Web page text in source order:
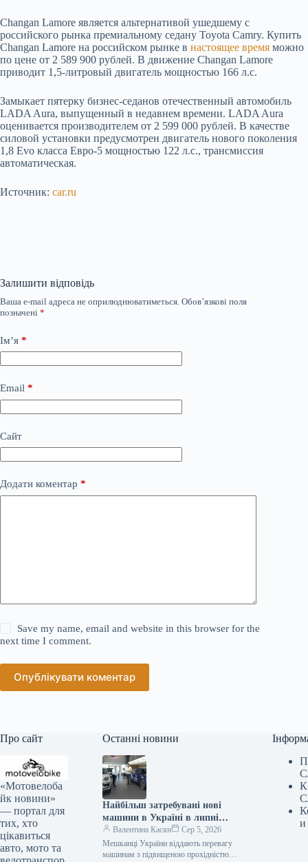
Changan Lamore является альтернативой ушедшему с
российского рынка премиальному седану Toyota Camry. Купить
Changan Lamore на российском рынке в настоящее время можно
по цене от 2 589 900 рублей. В движение Changan Lamore
приводит 1,5-литровый двигатель мощностью 166 л.с.
Замыкает пятерку бизнес-седанов отечественный автомобиль
LADA Aura, выпущенный в недавнем времени. LADA Aura
оценивается производителем от 2 599 000 рублей. В качестве
силовой установки предусмотрен двигатель нового поколения
1,8 Evo класса Евро-5 мощностью 122 л.с., трансмиссия
автоматическая.
Источник: car.ru
Залишити відповідь
Ваша e-mail адреса не оприлюднюватиметься. Обов’язкові поля
позначені *
Ім’я *
Email *
Сайт
Додати коментар *
Save my name, email and website in this browser for the
next time I comment.
Опублікувати коментар
Про сайт
«Мотовелоба
йк новини»
— портал для
тих, хто
цікавиться
авто, мото та
Останні новини
Найбільш затребувані нові
машини в Україні в липні
2026 року
Валентина Касян
Сер 5, 2026
Мешканці України віддають перевагу
машинам з підвищеною прохідністю.
и